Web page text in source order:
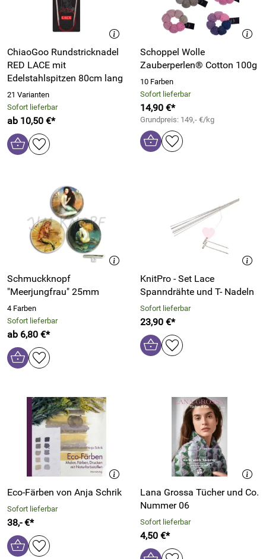
ChiaoGoo Rundstricknadel
RED LACE mit
Edelstahlspitzen 80cm lang
21 Varianten
Sofort lieferbar
ab 10,50 €*
Schoppel Wolle
Zauberperlen® Cotton 100g
10 Farben
Sofort lieferbar
14,90 €*
Grundpreis: 149,- €/kg
Schmuckknopf
"Meerjungfrau" 25mm
4 Farben
Sofort lieferbar
ab 6,80 €*
KnitPro - Set Lace
Spanndrähte und T- Nadeln
Sofort lieferbar
23,90 €*
Eco-Färben von Anja Schrik
Sofort lieferbar
38,- €*
Lana Grossa Tücher und Co.
Nummer 06
Sofort lieferbar
4,50 €*